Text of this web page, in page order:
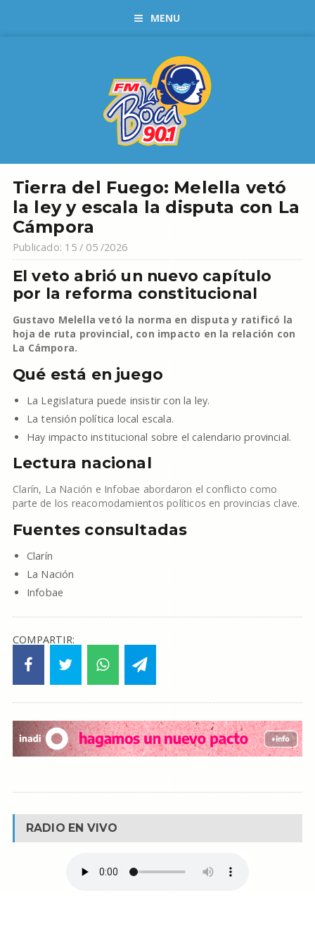
MENU
Tierra del Fuego: Melella vetó
la ley y escala la disputa con La
Cámpora
Publicado: 15 / 05 /2026
El veto abrió un nuevo capítulo
por la reforma constitucional
Gustavo Melella vetó la norma en disputa y ratificó la
hoja de ruta provincial, con impacto en la relación con
La Cámpora.
Qué está en juego
La Legislatura puede insistir con la ley.
La tensión política local escala.
Hay impacto institucional sobre el calendario provincial.
Lectura nacional
Clarín, La Nación e Infobae abordaron el conflicto como
parte de los reacomodamientos políticos en provincias clave.
Fuentes consultadas
Clarín
La Nación
Infobae
COMPARTIR:
RADIO EN VIVO